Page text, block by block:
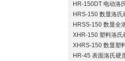
HR-150DT 电动洛
HRS-150 数显洛氏
HRSS-150 数显全
XHR-150 塑料洛氏
XHRS-150 数显塑
HR-45 表面洛氏硬